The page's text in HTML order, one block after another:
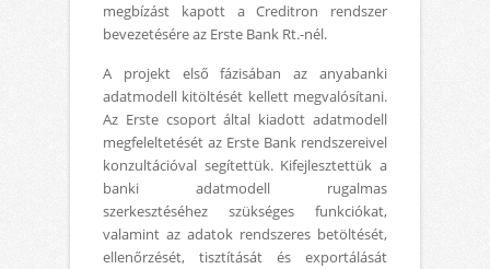
megbízást kapott a Creditron rendszer
bevezetésére az Erste Bank Rt.-nél.
A projekt első fázisában az anyabanki
adatmodell kitöltését kellett megvalósítani.
Az Erste csoport által kiadott adatmodell
megfeleltetését az Erste Bank rendszereivel
konzultációval segítettük. Kifejlesztettük a
banki adatmodell rugalmas
szerkesztéséhez szükséges funkciókat,
valamint az adatok rendszeres betöltését,
ellenőrzését, tisztítását és exportálását